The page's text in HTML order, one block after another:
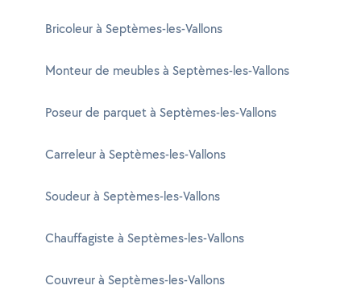
Bricoleur à Septèmes-les-Vallons
Monteur de meubles à Septèmes-les-Vallons
Poseur de parquet à Septèmes-les-Vallons
Carreleur à Septèmes-les-Vallons
Soudeur à Septèmes-les-Vallons
Chauffagiste à Septèmes-les-Vallons
Couvreur à Septèmes-les-Vallons